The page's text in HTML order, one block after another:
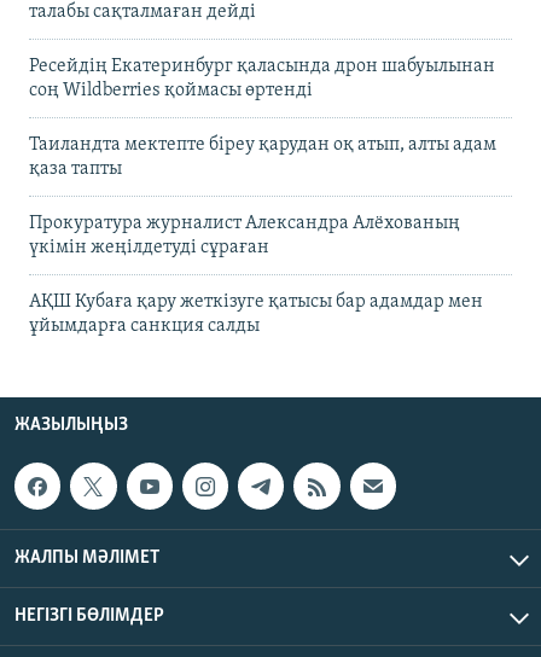
талабы сақталмаған дейді
Ресейдің Екатеринбург қаласында дрон шабуылынан
соң Wildberries қоймасы өртенді
Таиландта мектепте біреу қарудан оқ атып, алты адам
қаза тапты
Прокуратура журналист Александра Алёхованың
үкімін жеңілдетуді сұраған
АҚШ Кубаға қару жеткізуге қатысы бар адамдар мен
ұйымдарға санкция салды
ЖАЗЫЛЫҢЫЗ
ЖАЛПЫ МӘЛІМЕТ
НЕГІЗГІ БӨЛІМДЕР